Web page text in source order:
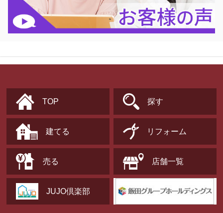
TOP 探す
建てる リフォーム
売る 店舗一覧
JUJO倶楽部